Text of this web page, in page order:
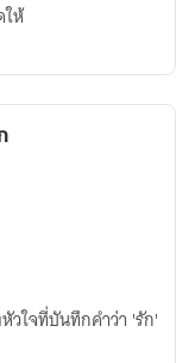
ห้
วใจที่บันทึกคำว่า 'รัก'